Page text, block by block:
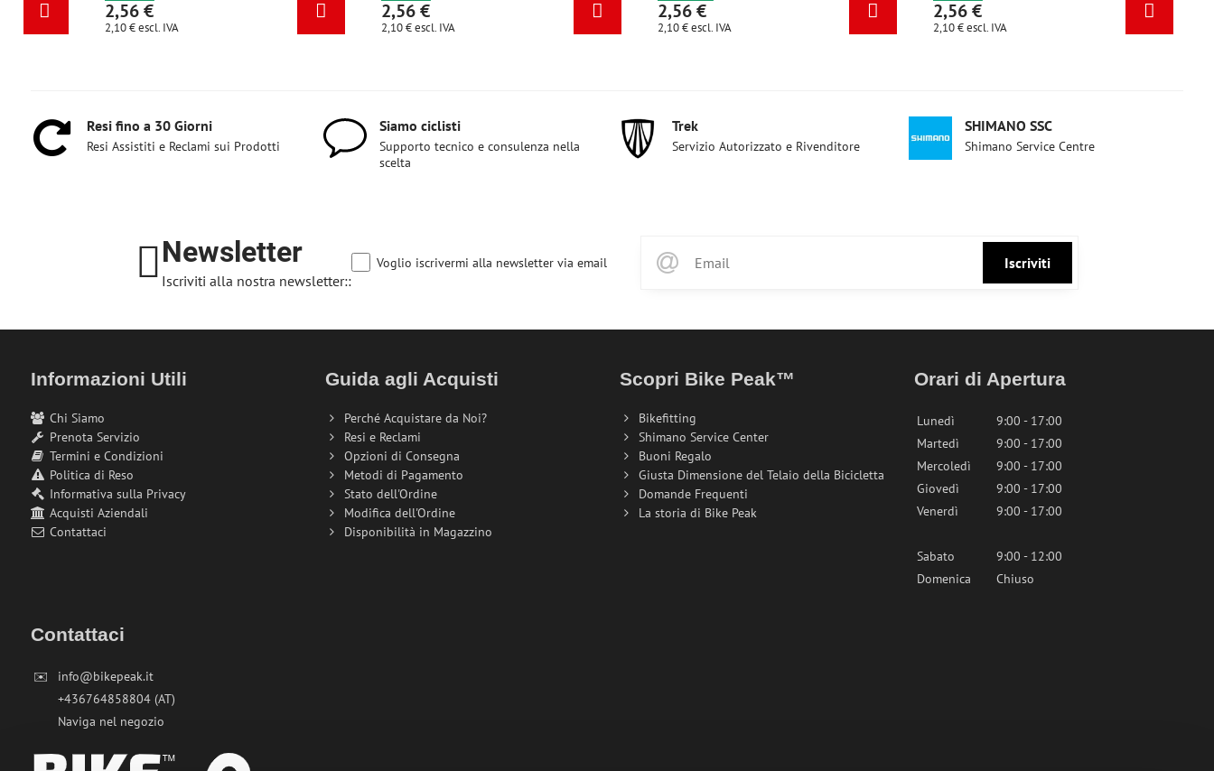
2,56 €
escl. IVA
2,56 €
escl. IVA
2,56 €
escl. IVA
2,56 €
escl. IVA
2,56 €
Resi fino a 30 Giorni
Resi Assistiti e Reclami sui Prodotti
Siamo ciclisti
Supporto tecnico e consulenza nella
scelta
Trek
Servizio Autorizzato e Rivenditore
SHIMANO SSC
Shimano Service Centre
Newsletter
Iscriviti alla nostra newsletter::
Iscriviti
Voglio iscrivermi alla newsletter via email
Informazioni Utili
Chi Siamo
Prenota Servizio
Termini e Condizioni
Politica di Reso
Informativa sulla Privacy
Acquisti Aziendali
Contattaci
Guida agli Acquisti
Perché Acquistare da Noi?
Resi e Reclami
Opzioni di Consegna
Metodi di Pagamento
Stato dell'Ordine
Modifica dell'Ordine
Disponibilità in Magazzino
Scopri Bike Peak™
Bikefitting
Shimano Service Center
Buoni Regalo
Giusta Dimensione del Telaio della Bicicletta
Domande Frequenti
La storia di Bike Peak
Orari di Apertura
Lunedì
9:00 - 17:00
Martedì
9:00 - 17:00
Mercoledì
9:00 - 17:00
Giovedì
9:00 - 17:00
Venerdì
9:00 - 17:00
Sabato
9:00 - 12:00
Domenica
Chiuso
Contattaci
✉️
info@bikepeak.it
+436764858804 (AT)
Naviga nel negozio